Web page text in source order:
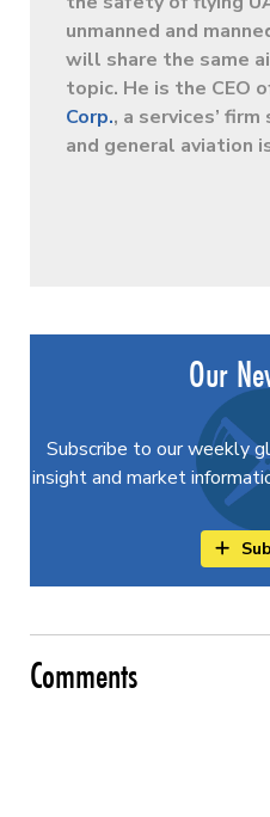
unmanned and
will share the same
topic. He is the CEO
Corp., a services’
and general aviation
Our
Subscribe to our weekly
insight and market
Comments